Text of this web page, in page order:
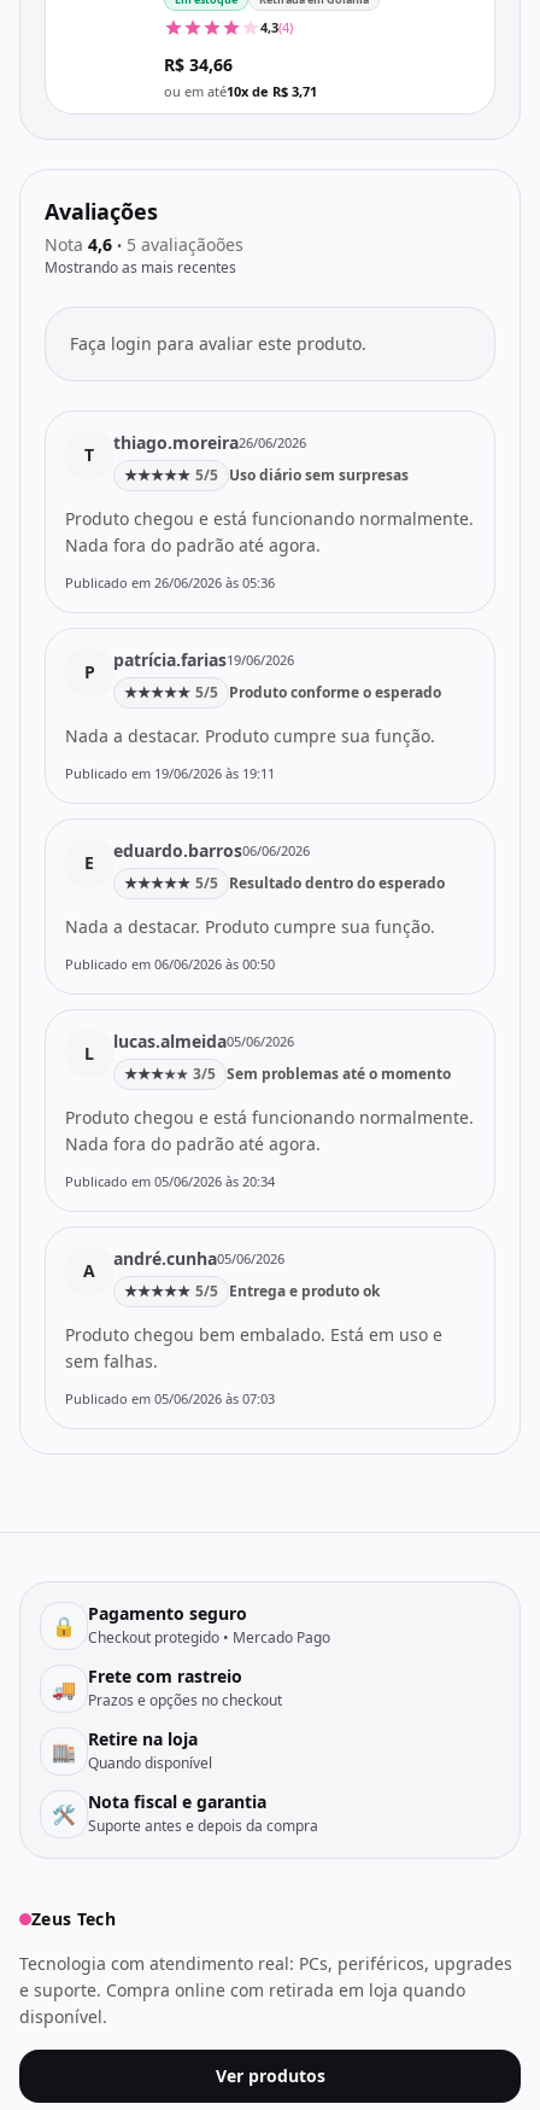
4,3(4)
R$ 34,66
ou em até10x de R$ 3,71
Avaliações
Nota 4,6 • 5 avaliaçãoões
Mostrando as mais recentes
Faça login para avaliar este produto.
T
thiago.moreira26/06/2026
★★★★★ 5/5 Uso diário sem surpresas
Produto chegou e está funcionando normalmente.
Nada fora do padrão até agora.
Publicado em 26/06/2026 às 05:36
P
patrícia.farias19/06/2026
★★★★★ 5/5 Produto conforme o esperado
Nada a destacar. Produto cumpre sua função.
Publicado em 19/06/2026 às 19:11
E
eduardo.barros06/06/2026
★★★★★ 5/5 Resultado dentro do esperado
Nada a destacar. Produto cumpre sua função.
Publicado em 06/06/2026 às 00:50
L
lucas.almeida05/06/2026
★★★★★ 3/5 Sem problemas até o momento
Produto chegou e está funcionando normalmente.
Nada fora do padrão até agora.
Publicado em 05/06/2026 às 20:34
A
andré.cunha05/06/2026
★★★★★ 5/5 Entrega e produto ok
Produto chegou bem embalado. Está em uso e
sem falhas.
Publicado em 05/06/2026 às 07:03
🔒 Pagamento seguro
Checkout protegido • Mercado Pago
🚚 Frete com rastreio
Prazos e opções no checkout
🏬 Retire na loja
Quando disponível
🛠️ Nota fiscal e garantia
Suporte antes e depois da compra
Zeus Tech
Tecnologia com atendimento real: PCs, periféricos, upgrades
e suporte. Compra online com retirada em loja quando
disponível.
Ver produtos